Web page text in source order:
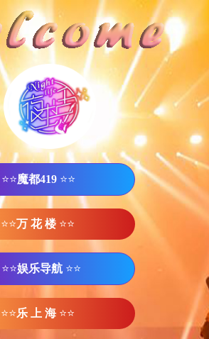
⭐⭐魔都419 ⭐⭐
⭐⭐万 花 楼 ⭐⭐
⭐⭐娱乐导航 ⭐⭐
⭐⭐乐 上 海 ⭐⭐